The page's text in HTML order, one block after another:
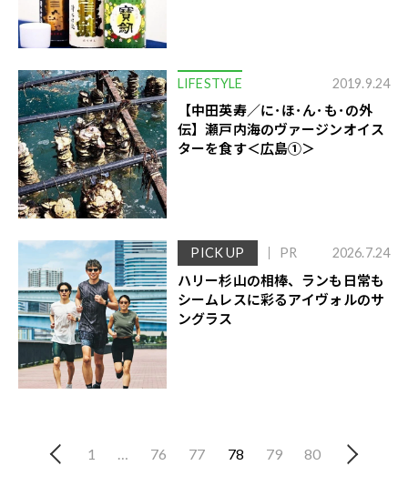
LIFESTYLE 2019.9.24
【中田英寿／に･ほ･ん･も･の外
伝】瀬戸内海のヴァージンオイス
ターを食す＜広島①＞
PICK UP PR 2026.7.24
ハリー杉山の相棒、ランも日常も
シームレスに彩るアイヴォルのサ
ングラス
1 … 76 77 78 79 80